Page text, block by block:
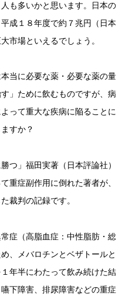
も多いかと思います。日本の
成１８年度で約７兆円（日本
市場といえるでしょう。
当に必要な薬・必要な薬の量
」ために飲むものですが、病
って重大な疾病に陥ることに
すか？
つ」福田実著（日本評論社）
重症副作用に倒れた著者が、
裁判の記録です。
症（高脂血症：中性脂肪・総
、メバロチンとベザトールと
年半にわたって飲み続けた結
下障害、排尿障害などの重症